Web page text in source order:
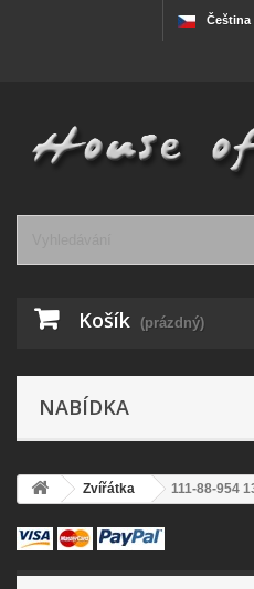
Čeština
Košík (prázdný)
NABÍDKA
Zvířátka 111-88-954